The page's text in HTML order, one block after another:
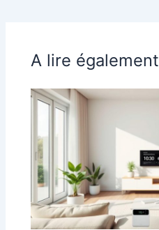
A lire également